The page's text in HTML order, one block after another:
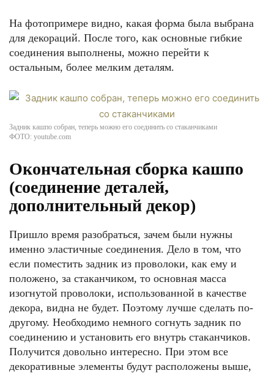
На фотопримере видно, какая форма была выбрана
для декораций. После того, как основные гибкие
соединения выполнены, можно перейти к
остальным, более мелким деталям.
Задник кашпо собран, теперь можно его соединить со стаканчиками
ФОТО: youtube.com
Окончательная сборка кашпо
(соединение деталей,
дополнительный декор)
Пришло время разобраться, зачем были нужны
именно эластичные соединения. Дело в том, что
если поместить задник из проволоки, как ему и
положено, за стаканчиком, то основная масса
изогнутой проволоки, использованной в качестве
декора, видна не будет. Поэтому лучше сделать по-
другому. Необходимо немного согнуть задник по
соединению и установить его внутрь стаканчиков.
Получится довольно интересно. При этом все
декоративные элементы будут расположены выше,